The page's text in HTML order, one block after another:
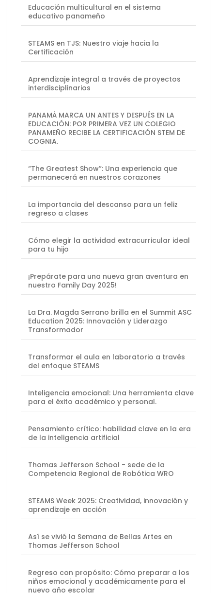
Educación multicultural en el sistema
educativo panameño
STEAMS en TJS: Nuestro viaje hacia la
Certificación
Aprendizaje integral a través de proyectos
interdisciplinarios
PANAMÁ MARCA UN ANTES Y DESPUÉS EN LA
EDUCACIÓN: POR PRIMERA VEZ UN COLEGIO
PANAMEÑO RECIBE LA CERTIFICACIÓN STEM DE
COGNIA.
“The Greatest Show”: Una experiencia que
permanecerá en nuestros corazones
La importancia del descanso para un feliz
regreso a clases
Cómo elegir la actividad extracurricular ideal
para tu hijo
¡Prepárate para una nueva gran aventura en
nuestro Family Day 2025!
La Dra. Magda Serrano brilla en el Summit ASC
Education 2025: Innovación y Liderazgo
Transformador
Transformar el aula en laboratorio a través
del enfoque STEAMS
Inteligencia emocional: Una herramienta clave
para el éxito académico y personal.
Pensamiento crítico: habilidad clave en la era
de la inteligencia artificial
Thomas Jefferson School - sede de la
Competencia Regional de Robótica WRO
STEAMS Week 2025: Creatividad, innovación y
aprendizaje en acción
Así se vivió la Semana de Bellas Artes en
Thomas Jefferson School
Regreso con propósito: Cómo preparar a los
niños emocional y académicamente para el
nuevo año escolar